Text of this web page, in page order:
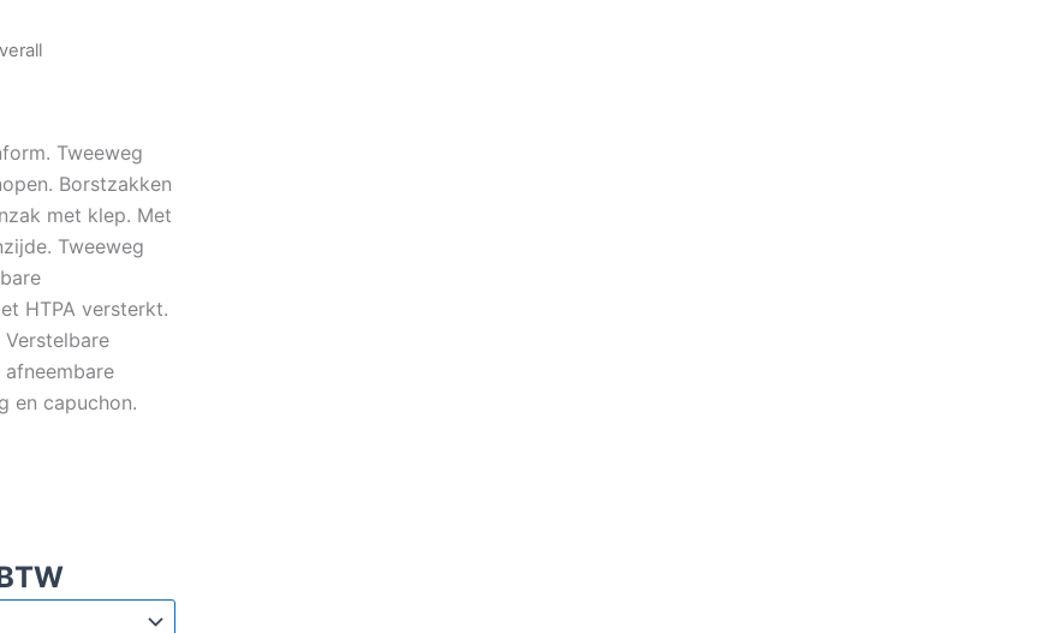
Tweeweg
Borstzakken
met klep. Met
Tweeweg
HTPA versterkt.
en capuchon.